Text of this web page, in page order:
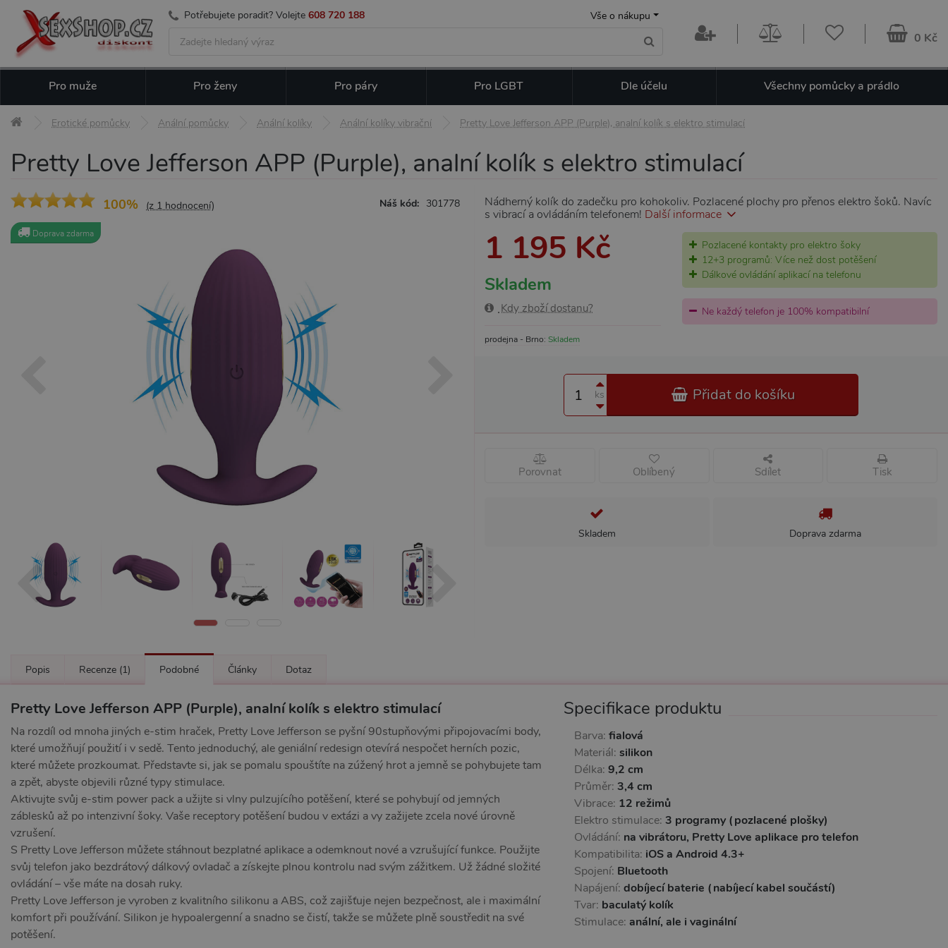
Potřebujete poradit? Volejte 608 720 188 Vše o nákupu
0 Kč
Pro muže Pro ženy Pro páry Pro LGBT Dle účelu Všechny pomůcky a prádlo
Erotické pomůcky Anální pomůcky Anální kolíky Anální kolíky vibrační Pretty Love Jefferson APP (Purple), analní kolík s elektro stimulací
Pretty Love Jefferson APP (Purple), analní kolík s elektro stimulací
100% (z 1 hodnocení) Náš kód: 301778
Doprava zdarma
Nádherný kolík do zadečku pro kohokoliv. Pozlacené plochy pro přenos elektro šoků. Navíc
s vibrací a ovládáním telefonem! Další informace
1 195 Kč
Skladem
Kdy zboží dostanu?
prodejna - Brno: Skladem
Pozlacené kontakty pro elektro šoky
12+3 programů: Více než dost potěšení
Dálkové ovládání aplikací na telefonu
Ne každý telefon je 100% kompatibilní
ks Přidat do košíku
Porovnat Oblíbený Sdílet Tisk
Skladem Doprava zdarma
Popis Recenze (1) Podobné Články Dotaz
Pretty Love Jefferson APP (Purple), analní kolík s elektro stimulací
Na rozdíl od mnoha jiných e-stim hraček, Pretty Love Jefferson se pyšní 90stupňovými připojovacími body,
které umožňují použití i v sedě. Tento jednoduchý, ale geniální redesign otevírá nespočet herních pozic,
které můžete prozkoumat. Představte si, jak se pomalu spouštíte na zúžený hrot a jemně se pohybujete tam
a zpět, abyste objevili různé typy stimulace.
Aktivujte svůj e-stim power pack a užijte si vlny pulzujícího potěšení, které se pohybují od jemných
záblesků až po intenzivní šoky. Vaše receptory potěšení budou v extázi a vy zažijete zcela nové úrovně
vzrušení.
S Pretty Love Jefferson můžete stáhnout bezplatné aplikace a odemknout nové a vzrušující funkce. Použijte
svůj telefon jako bezdrátový dálkový ovladač a získejte plnou kontrolu nad svým zážitkem. Už žádné složité
ovládání – vše máte na dosah ruky.
Pretty Love Jefferson je vyroben z kvalitního silikonu a ABS, což zajišťuje nejen bezpečnost, ale i maximální
komfort při používání. Silikon je hypoalergenní a snadno se čistí, takže se můžete plně soustředit na své
potěšení.
Specifikace produktu
Barva: fialová
Materiál: silikon
Délka: 9,2 cm
Průměr: 3,4 cm
Vibrace: 12 režimů
Elektro stimulace: 3 programy (pozlacené plošky)
Ovládání: na vibrátoru, Pretty Love aplikace pro telefon
Kompatibilita: iOS a Android 4.3+
Spojení: Bluetooth
Napájení: dobíjecí baterie (nabíjecí kabel součástí)
Tvar: baculatý kolík
Stimulace: anální, ale i vaginální